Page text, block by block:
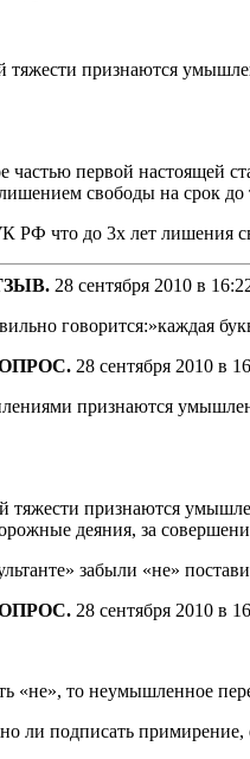
тяжести признаются
частью первой настоящей
свободы на срок до
РФ что до 3х лет лишения
28 сентября 2010 в
говорится:»каждая
28 сентября 2010 в
признаются
тяжести признаются
деяния, за
забыли «не»
28 сентября 2010 в
«не», то неумышленное
ли подписать примирение,